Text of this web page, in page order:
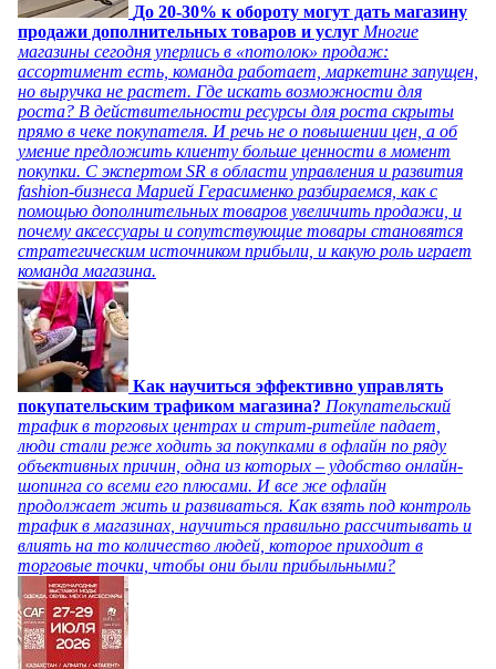
До 20-30% к обороту могут дать магазину
продажи дополнительных товаров и услуг Многие
магазины сегодня уперлись в «потолок» продаж:
ассортимент есть, команда работает, маркетинг запущен,
но выручка не растет. Где искать возможности для
роста? В действительности ресурсы для роста скрыты
прямо в чеке покупателя. И речь не о повышении цен, а об
умение предложить клиенту больше ценности в момент
покупки. С экспертом SR в области управления и развития
fashion-бизнеса Марией Герасименко разбираемся, как с
помощью дополнительных товаров увеличить продажи, и
почему аксессуары и сопутствующие товары становятся
стратегическим источником прибыли, и какую роль играет
команда магазина.
Как научиться эффективно управлять
покупательским трафиком магазина? Покупательский
трафик в торговых центрах и стрит-ритейле падает,
люди стали реже ходить за покупками в офлайн по ряду
объективных причин, одна из которых – удобство онлайн-
шопинга со всеми его плюсами. И все же офлайн
продолжает жить и развиваться. Как взять под контроль
трафик в магазинах, научиться правильно рассчитывать и
влиять на то количество людей, которое приходит в
торговые точки, чтобы они были прибыльными?